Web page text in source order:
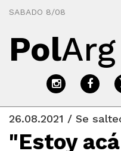
SABADO 8/08
PolArg
26.08.2021 / Se
"Estoy